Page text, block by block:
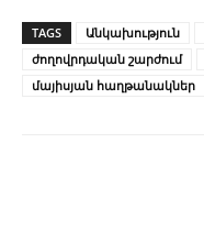
TAGS Անկախություն
ժողովրդական շարժում
մայիսյան հաղթանակներ